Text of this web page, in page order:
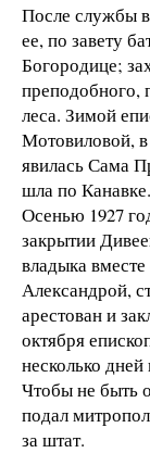
После службы
ее, по завету
Богородице;
преподобного,
леса. Зимой
Мотовиловой,
явилась Сама
шла по Канавке.
Осенью 1927
закрытии
владыка
Александрой,
арестован и
октября
несколько
Чтобы не быть
подал
за штат.